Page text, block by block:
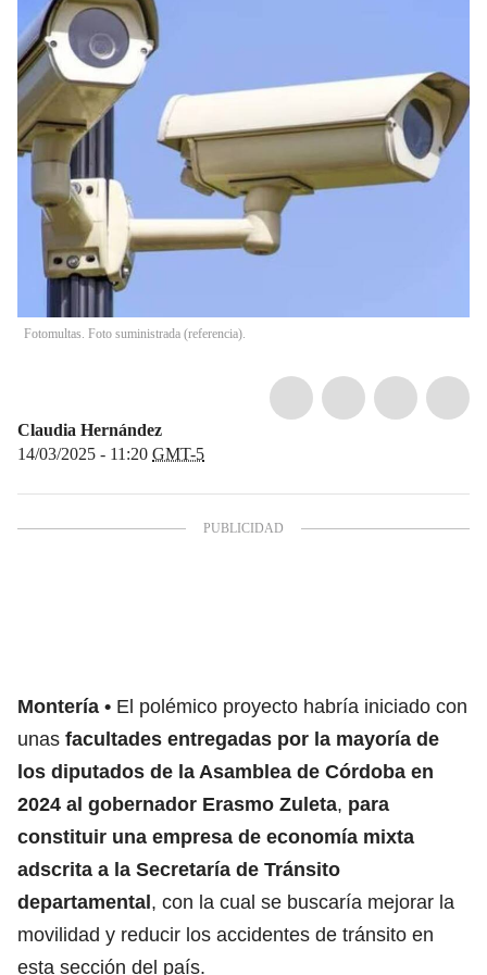
Fotomultas. Foto suministrada (referencia).
Claudia Hernández
14/03/2025 - 11:20 GMT-5
Montería
El polémico proyecto habría iniciado con
unas facultades entregadas por la mayoría de
los diputados de la Asamblea de Córdoba en
2024 al gobernador Erasmo Zuleta, para
constituir una empresa de economía mixta
adscrita a la Secretaría de Tránsito
departamental, con la cual se buscaría mejorar la
movilidad y reducir los accidentes de tránsito en
esta sección del país.